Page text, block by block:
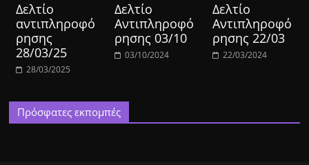
Δελτίο
αντιπληροφό
ρησης
28/03/25
28/03/2025
Δελτίο
Αντιπληροφό
ρησης 03/10
03/10/2024
Δελτίο
Αντιπληροφό
ρησης 22/03
22/03/2024
Πρόσφατες εκπομπές